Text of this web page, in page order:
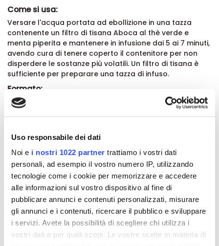
Uso responsabile dei dati
Noi e i nostri 1022 partner trattiamo i vostri dati
personali, ad esempio il vostro numero IP, utilizzando
tecnologie come i cookie per memorizzare e accedere
alle informazioni sul vostro dispositivo al fine di
pubblicare annunci e contenuti personalizzati, misurare
gli annunci e i contenuti, ricercare il pubblico e sviluppare
i servizi. Avete la possibilità di scegliere chi utilizza i
vostri dati e per quali scopi. Le vostre scelte in materia di
Come si usa:
Versare l'acqua portata ad ebollizione in una tazza
contenente un filtro di tisana Aboca al thè verde e
menta piperita e mantenere in infusione dai 5 ai 7 minuti,
avendo cura di tenere coperto il contenitore per non
disperdere le sostanze più volatili. Un filtro di tisana è
sufficiente per preparare una tazza di infuso.
Formato:
Pack da 20 filtri.
Dettagli del prodotto
Recensioni
Altri prodotti che potrebbero
interessarti